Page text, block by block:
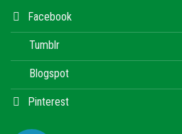
Facebook
Tumblr
Blogspot
Pinterest